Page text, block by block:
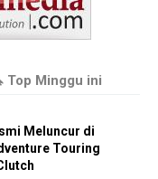
Top Minggu ini
Meluncur di
Touring